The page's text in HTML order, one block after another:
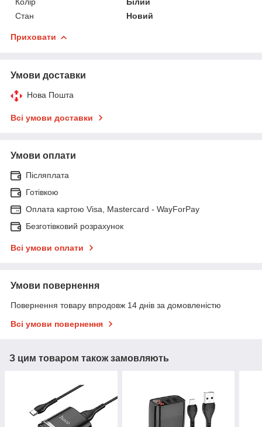
Стан
Новий
Приховати
Умови доставки
Нова Пошта
Всі умови доставки
Умови оплати
Післяплата
Готівкою
Оплата картою Visa, Mastercard - WayForPay
Безготівковий розрахунок
Всі умови оплати
Умови повернення
Повернення товару впродовж 14 днів за домовленістю
Всі умови повернення
З цим товаром також замовляють